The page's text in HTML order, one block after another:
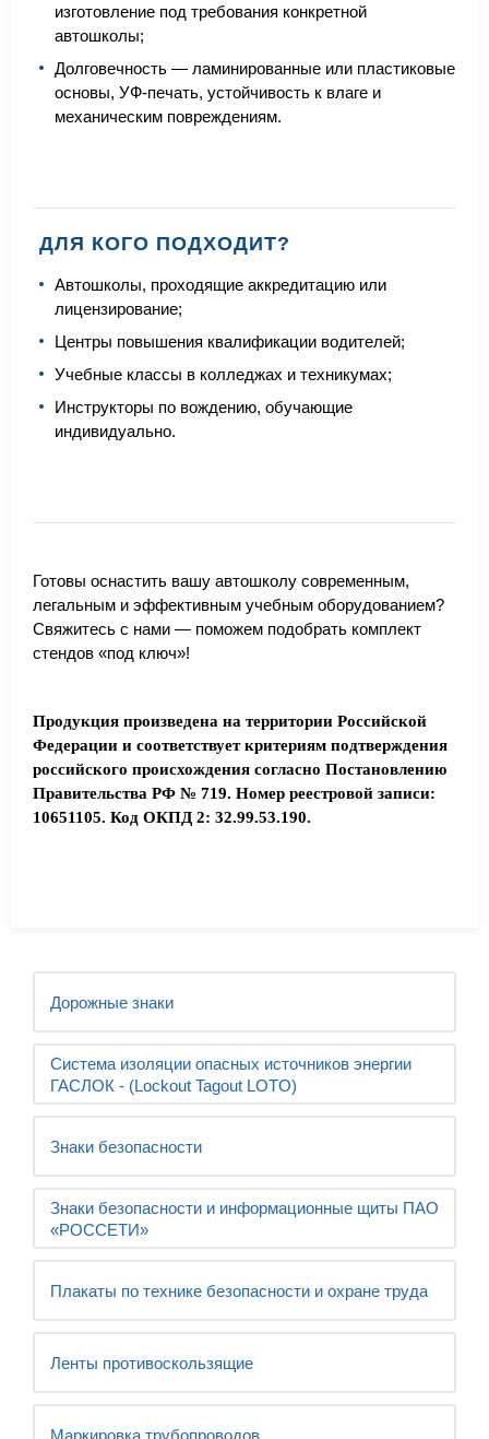
Дорожные знаки
Система изоляции опасных источников энергии
ГАСЛОК - (Lockout Tagout LOTO)
Знаки безопасности
Знаки безопасности и информационные щиты ПАО
«РОССЕТИ»
Плакаты по технике безопасности и охране труда
Ленты противоскользящие
Маркировка трубопроводов
изготовление под требования конкретной
автошколы;
Долговечность — ламинированные или пластиковые
основы, УФ-печать, устойчивость к влаге и
механическим повреждениям.
ДЛЯ КОГО ПОДХОДИТ?
Автошколы, проходящие аккредитацию или
лицензирование;
Центры повышения квалификации водителей;
Учебные классы в колледжах и техникумах;
Инструкторы по вождению, обучающие
индивидуально.
Готовы оснастить вашу автошколу современным,
легальным и эффективным учебным оборудованием?
Свяжитесь с нами — поможем подобрать комплект
стендов «под ключ»!
Продукция произведена на территории Российской
Федерации и соответствует критериям подтверждения
российского происхождения согласно Постановлению
Правительства РФ № 719. Номер реестровой записи:
10651105. Код ОКПД 2: 32.99.53.190.